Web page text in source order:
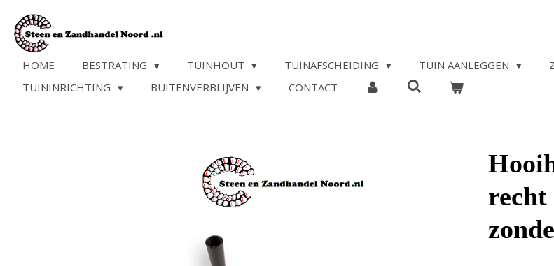
direct
naar
HOME BESTRATING TUINHOUT TUINAFSCHEIDING TUIN AANLEGGEN
TUININRICHTING
BUITENVERBLIJVEN CONTACT
recht